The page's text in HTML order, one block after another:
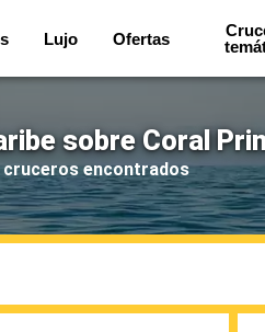
Lujo Ofertas
sobre Coral
cruceros encontrados